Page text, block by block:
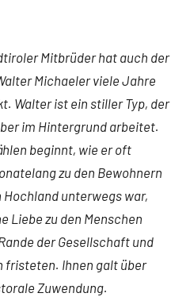
Mitbrüder hat auch der
Michaeler viele Jahre
Walter ist ein stiller Typ, der
im Hintergrund arbeitet.
beginnt, wie er oft
zu den Bewohnern
unterwegs war,
Liebe zu den Menschen
der Gesellschaft und
fristeten. Ihnen galt über
Zuwendung.